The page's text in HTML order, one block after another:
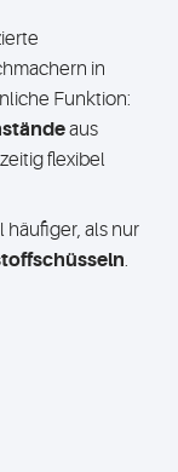
in
Funktion:
aus
flexibel
häufiger, als nur
.